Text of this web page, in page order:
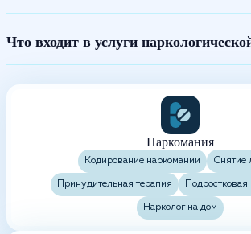
Что входит в услуги
Наркомания
Кодирование наркомании Снятие
Принудительная терапия
Нарколог на дом